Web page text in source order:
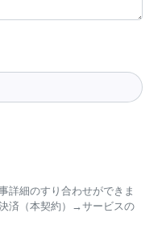
詳細のすり合わせができま
済（本契約）→サービスの